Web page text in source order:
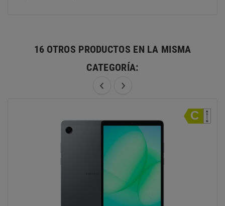
16 OTROS PRODUCTOS EN LA MISMA
CATEGORÍA: